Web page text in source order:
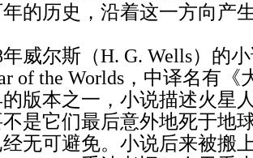
的历史，沿着这一方向产
尔斯（H. G. Wells）的小
of the Worlds，中译名有
版本之一，小说描述火星
是它们最后意外地死于地
无可避免。小说后来被搬